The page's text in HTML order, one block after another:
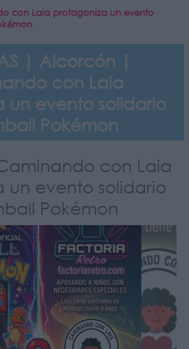
con Laia protagoniza un evento
| Alcorcón |
con Laia
un evento solidario
Pokémon
con Laia
un evento solidario
Pokémon